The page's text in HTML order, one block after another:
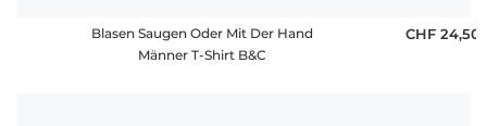
Blasen Saugen Oder Mit Der Hand
Männer T-Shirt B&C
CHF 24,50